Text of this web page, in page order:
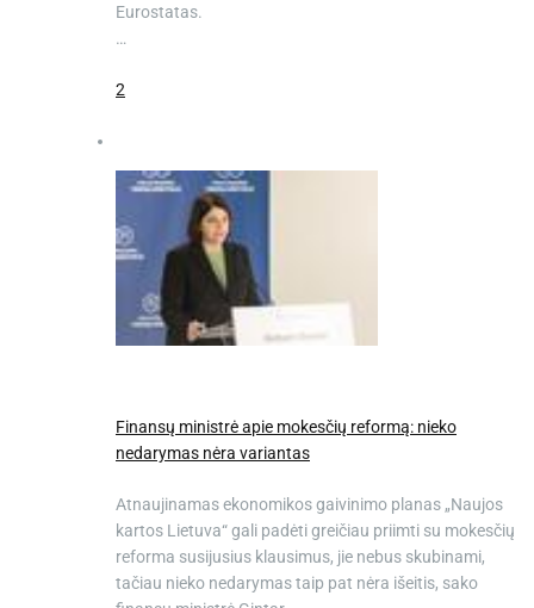
Eurostatas.
…
2
Finansų ministrė apie mokesčių reformą: nieko
nedarymas nėra variantas
Atnaujinamas ekonomikos gaivinimo planas „Naujos
kartos Lietuva“ gali padėti greičiau priimti su mokesčių
reforma susijusius klausimus, jie nebus skubinami,
tačiau nieko nedarymas taip pat nėra išeitis, sako